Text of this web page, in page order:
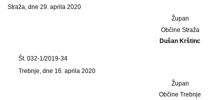
Straža, dne 29. aprila 2020
Župan
Občine Straža
Dušan Krštinc
Št. 032-1/2019-34
Trebnje, dne 16. aprila 2020
Župan
Občine Trebnje